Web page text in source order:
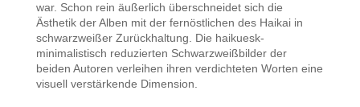
war. Schon rein äußerlich überschneidet sich die
Ästhetik der Alben mit der fernöstlichen des Haikai in
schwarzweißer Zurückhaltung. Die haikuesk-
minimalistisch reduzierten Schwarzweißbilder der
beiden Autoren verleihen ihren verdichteten Worten eine
visuell verstärkende Dimension.